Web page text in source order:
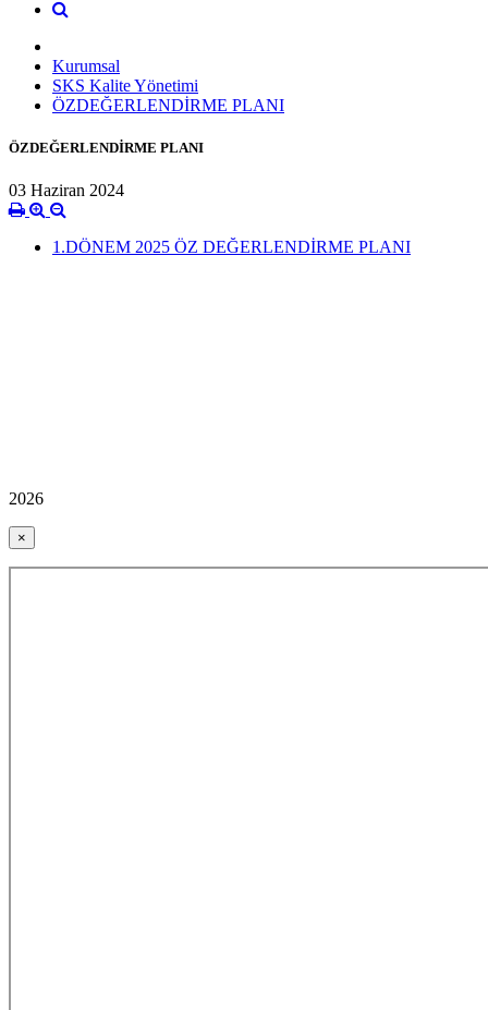
Kurumsal
SKS Kalite Yönetimi
ÖZDEĞERLENDİRME PLANI
ÖZDEĞERLENDİRME PLANI
03 Haziran 2024
1.DÖNEM 2025 ÖZ DEĞERLENDİRME PLANI
2026
×